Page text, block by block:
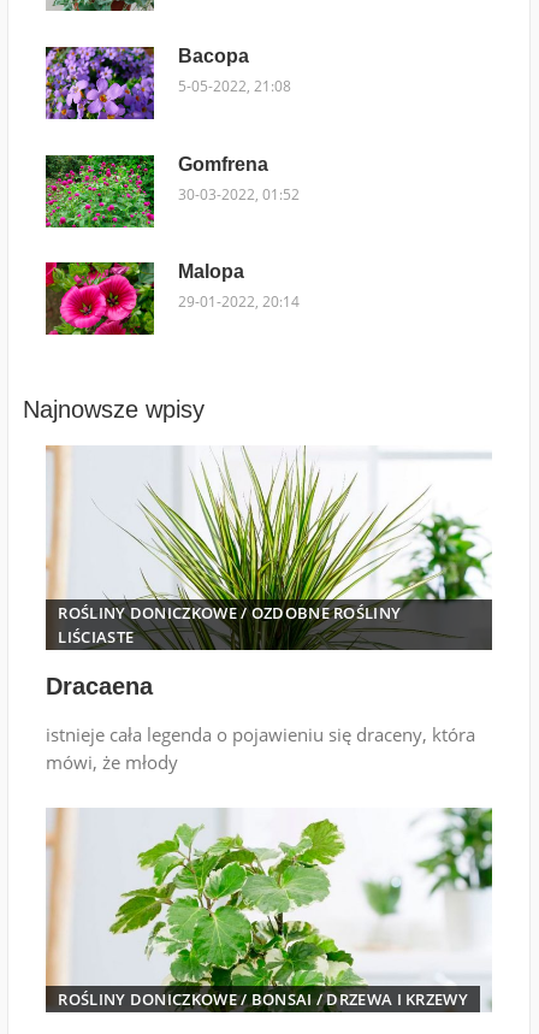
Bacopa
5-05-2022, 21:08
Gomfrena
30-03-2022, 01:52
Malopa
29-01-2022, 20:14
Najnowsze wpisy
ROŚLINY DONICZKOWE/OZDOBNE ROŚLINY
LIŚCIASTE
Dracaena
istnieje cała legenda o pojawieniu się draceny, która
mówi, że młody
ROŚLINY DONICZKOWE/BONSAI/DRZEWA I KRZEWY